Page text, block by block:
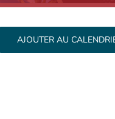
AJOUTER AU